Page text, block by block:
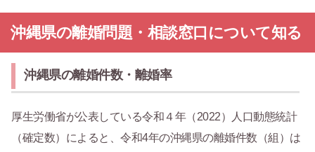
沖縄県の離婚問題・相談窓口について知る
沖縄県の離婚件数・離婚率
厚生労働省が公表している令和４年（2022）人口動態統計
（確定数）によると、令和4年の沖縄県の離婚件数（組）は